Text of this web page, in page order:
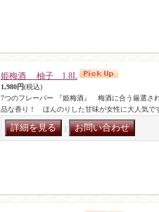
姫梅酒 柚子 1.8L
1,980円(税込)
7つのフレーバー 『姫梅酒』 梅酒に合う厳選さ
品な香り！ ほんのりした甘味が女性に大人気で